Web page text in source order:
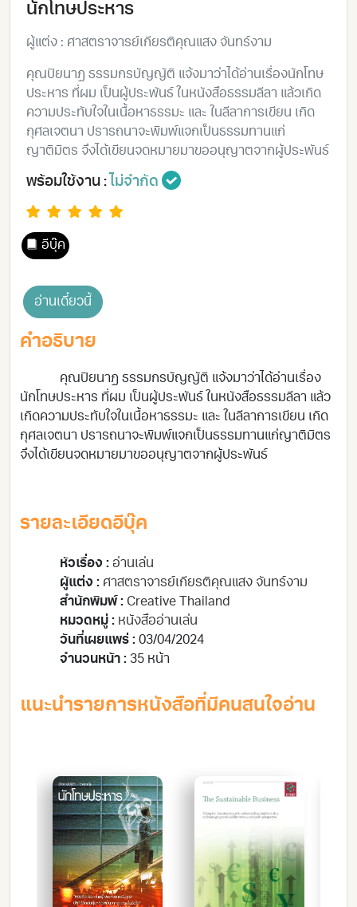
นักโทษประหาร
ผู้แต่ง : ศาสตราจารย์เกียรติคุณแสง จันทร์งาม
คุณปิยนาฏ ธรรมกรบัญญัติ แจ้งมาว่าได้อ่านเรื่องนักโทษ
ประหาร ที่ผม เป็นผู้ประพันธ์ ในหนังสือธรรมลีลา แล้วเกิด
ความประทับใจในเนื้อหาธรรมะ และ ในลีลาการเขียน เกิด
กุศลเจตนา ปรารถนาจะพิมพ์แจกเป็นธรรมทานแก่
ญาติมิตร จึงได้เขียนจดหมายมาขออนุญาตจากผู้ประพันธ์
พร้อมใช้งาน : ไม่จำกัด
อีบุ๊ค
อ่านเดี๋ยวนี้
คำอธิบาย
คุณปิยนาฏ ธรรมกรบัญญัติ แจ้งมาว่าได้อ่านเรื่อง
นักโทษประหาร ที่ผม เป็นผู้ประพันธ์ ในหนังสือธรรมลีลา แล้ว
เกิดความประทับใจในเนื้อหาธรรมะ และ ในลีลาการเขียน เกิด
กุศลเจตนา ปรารถนาจะพิมพ์แจกเป็นธรรมทานแก่ญาติมิตร
จึงได้เขียนจดหมายมาขออนุญาตจากผู้ประพันธ์
รายละเอียดอีบุ๊ค
หัวเรื่อง : อ่านเล่น
ผู้แต่ง : ศาสตราจารย์เกียรติคุณแสง จันทร์งาม
สำนักพิมพ์ : Creative Thailand
หมวดหมู่ : หนังสืออ่านเล่น
วันที่เผยแพร่ : 03/04/2024
จำนวนหน้า : 35 หน้า
แนะนำรายการหนังสือที่มีคนสนใจอ่าน